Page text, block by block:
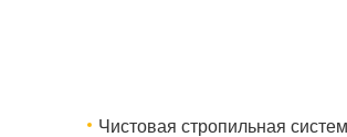
Чистовая стропильная